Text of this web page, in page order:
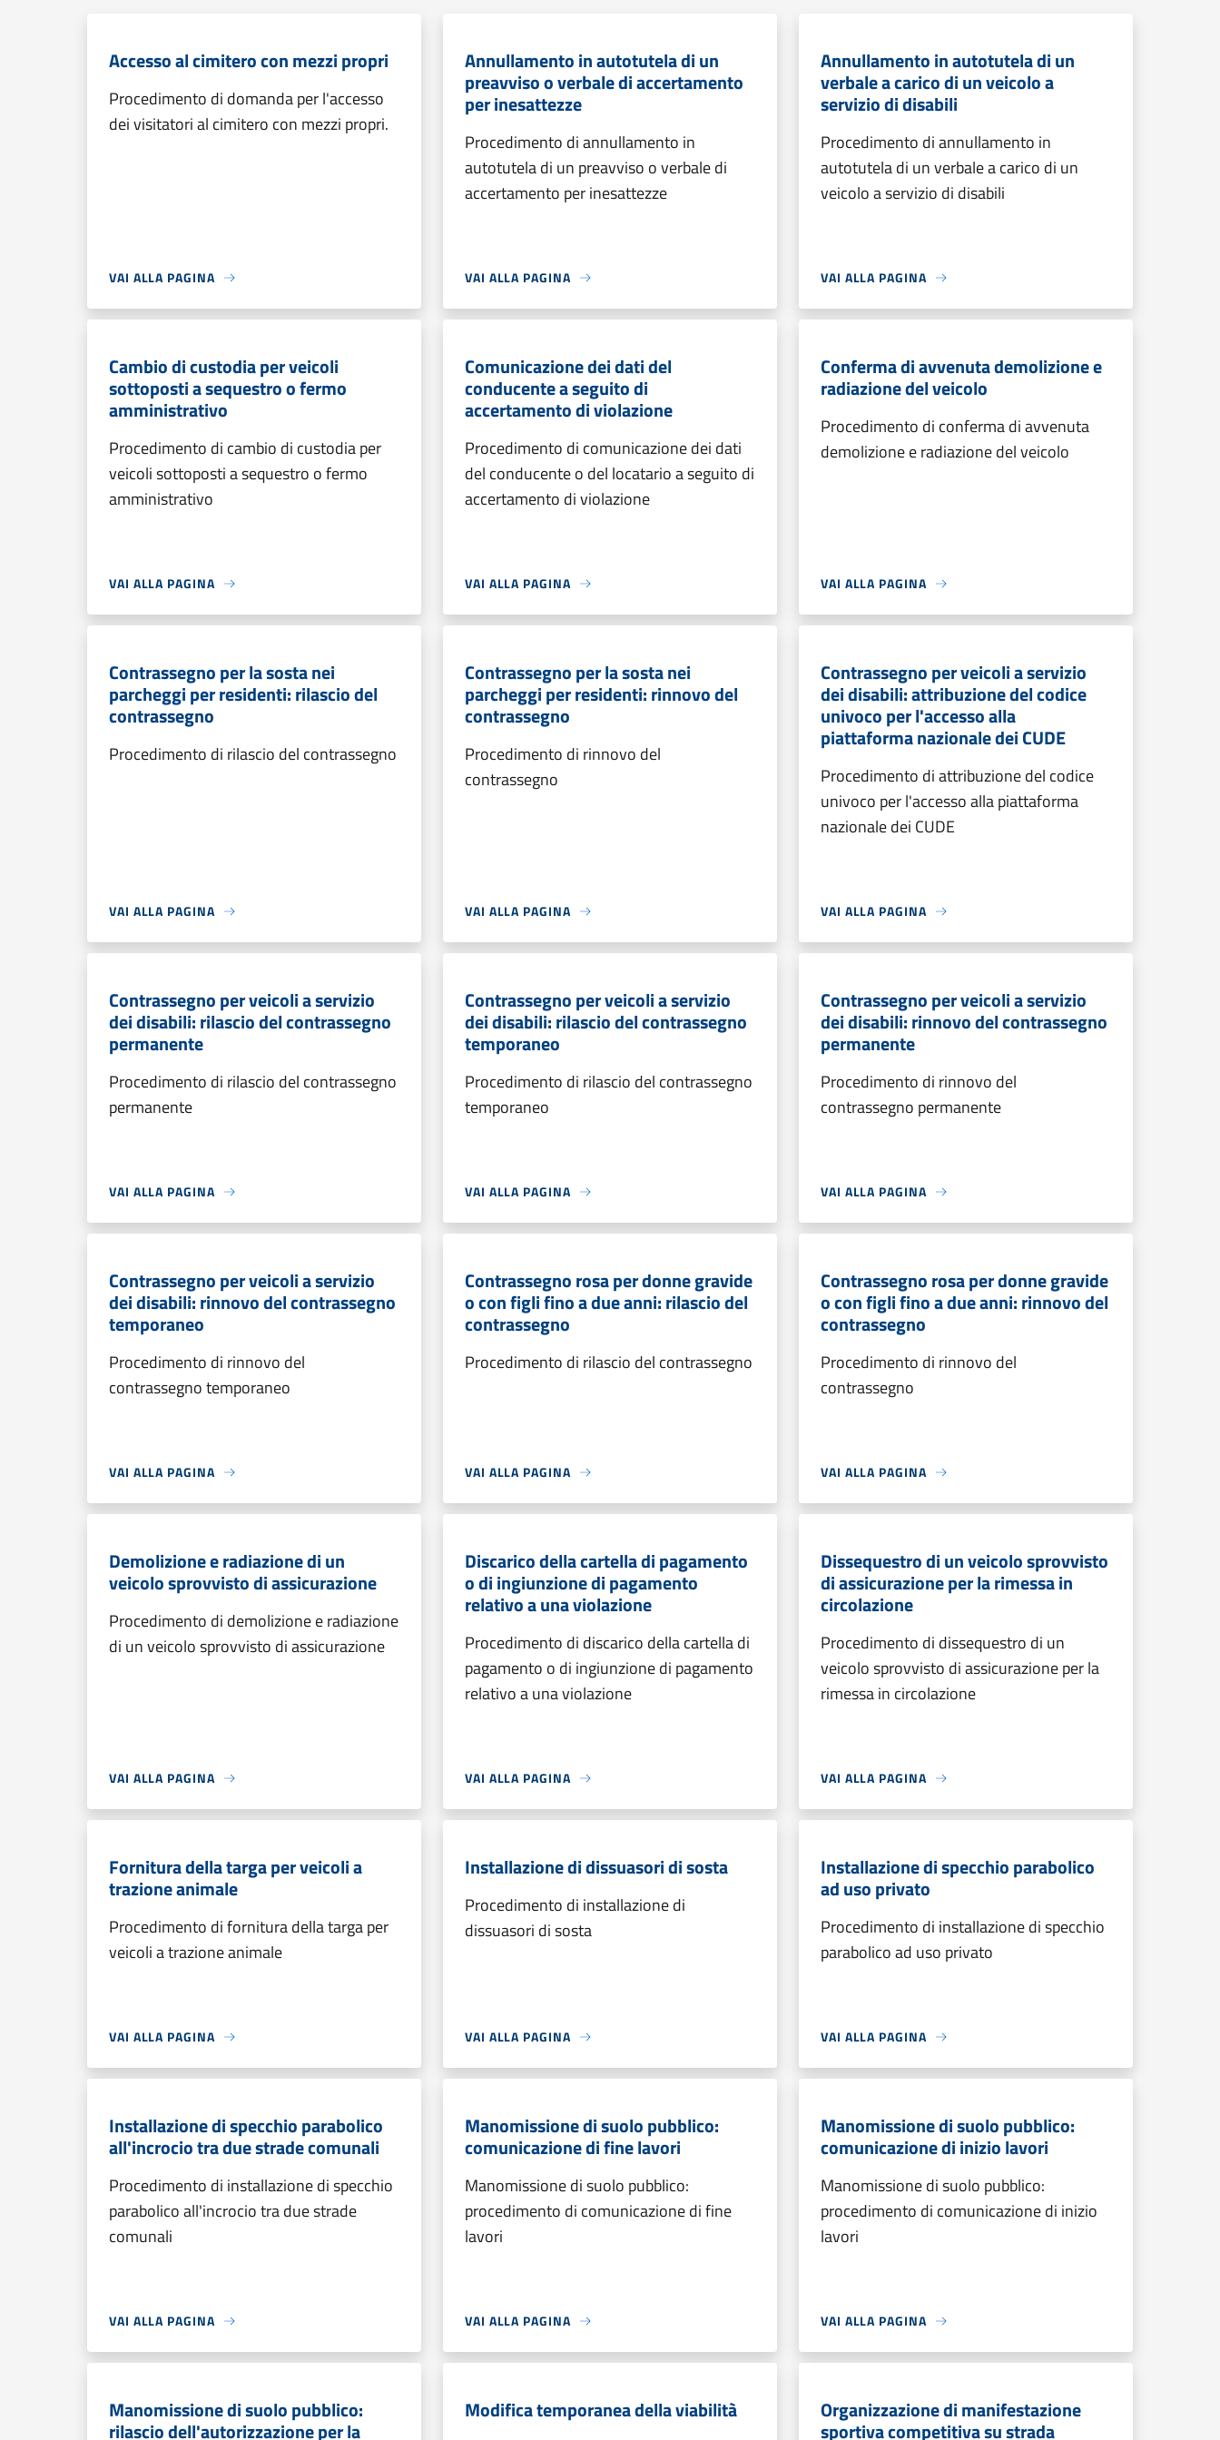
Accesso al cimitero con mezzi propri
Procedimento di domanda per l'accesso
dei visitatori al cimitero con mezzi propri.
VAI ALLA PAGINA
Annullamento in autotutela di un
preavviso o verbale di accertamento
per inesattezze
Procedimento di annullamento in
autotutela di un preavviso o verbale di
accertamento per inesattezze
VAI ALLA PAGINA
Annullamento in autotutela di un
verbale a carico di un veicolo a
servizio di disabili
Procedimento di annullamento in
autotutela di un verbale a carico di un
veicolo a servizio di disabili
VAI ALLA PAGINA
Cambio di custodia per veicoli
sottoposti a sequestro o fermo
amministrativo
Procedimento di cambio di custodia per
veicoli sottoposti a sequestro o fermo
amministrativo
VAI ALLA PAGINA
Comunicazione dei dati del
conducente a seguito di
accertamento di violazione
Procedimento di comunicazione dei dati
del conducente o del locatario a seguito di
accertamento di violazione
VAI ALLA PAGINA
Conferma di avvenuta demolizione e
radiazione del veicolo
Procedimento di conferma di avvenuta
demolizione e radiazione del veicolo
VAI ALLA PAGINA
Contrassegno per la sosta nei
parcheggi per residenti: rilascio del
contrassegno
Procedimento di rilascio del contrassegno
VAI ALLA PAGINA
Contrassegno per la sosta nei
parcheggi per residenti: rinnovo del
contrassegno
Procedimento di rinnovo del
contrassegno
VAI ALLA PAGINA
Contrassegno per veicoli a servizio
dei disabili: attribuzione del codice
univoco per l'accesso alla
piattaforma nazionale dei CUDE
Procedimento di attribuzione del codice
univoco per l'accesso alla piattaforma
nazionale dei CUDE
VAI ALLA PAGINA
Contrassegno per veicoli a servizio
dei disabili: rilascio del contrassegno
permanente
Procedimento di rilascio del contrassegno
permanente
VAI ALLA PAGINA
Contrassegno per veicoli a servizio
dei disabili: rilascio del contrassegno
temporaneo
Procedimento di rilascio del contrassegno
temporaneo
VAI ALLA PAGINA
Contrassegno per veicoli a servizio
dei disabili: rinnovo del contrassegno
permanente
Procedimento di rinnovo del
contrassegno permanente
VAI ALLA PAGINA
Contrassegno per veicoli a servizio
dei disabili: rinnovo del contrassegno
temporaneo
Procedimento di rinnovo del
contrassegno temporaneo
VAI ALLA PAGINA
Contrassegno rosa per donne gravide
o con figli fino a due anni: rilascio del
contrassegno
Procedimento di rilascio del contrassegno
VAI ALLA PAGINA
Contrassegno rosa per donne gravide
o con figli fino a due anni: rinnovo del
contrassegno
Procedimento di rinnovo del
contrassegno
VAI ALLA PAGINA
Demolizione e radiazione di un
veicolo sprovvisto di assicurazione
Procedimento di demolizione e radiazione
di un veicolo sprovvisto di assicurazione
VAI ALLA PAGINA
Discarico della cartella di pagamento
o di ingiunzione di pagamento
relativo a una violazione
Procedimento di discarico della cartella di
pagamento o di ingiunzione di pagamento
relativo a una violazione
VAI ALLA PAGINA
Dissequestro di un veicolo sprovvisto
di assicurazione per la rimessa in
circolazione
Procedimento di dissequestro di un
veicolo sprovvisto di assicurazione per la
rimessa in circolazione
VAI ALLA PAGINA
Fornitura della targa per veicoli a
trazione animale
Procedimento di fornitura della targa per
veicoli a trazione animale
VAI ALLA PAGINA
Installazione di dissuasori di sosta
Procedimento di installazione di
dissuasori di sosta
VAI ALLA PAGINA
Installazione di specchio parabolico
ad uso privato
Procedimento di installazione di specchio
parabolico ad uso privato
VAI ALLA PAGINA
Installazione di specchio parabolico
all'incrocio tra due strade comunali
Procedimento di installazione di specchio
parabolico all'incrocio tra due strade
comunali
VAI ALLA PAGINA
Manomissione di suolo pubblico:
comunicazione di fine lavori
Manomissione di suolo pubblico:
procedimento di comunicazione di fine
lavori
VAI ALLA PAGINA
Manomissione di suolo pubblico:
comunicazione di inizio lavori
Manomissione di suolo pubblico:
procedimento di comunicazione di inizio
lavori
VAI ALLA PAGINA
Manomissione di suolo pubblico:
rilascio dell'autorizzazione per la
Modifica temporanea della viabilità Organizzazione di manifestazione
sportiva competitiva su strada